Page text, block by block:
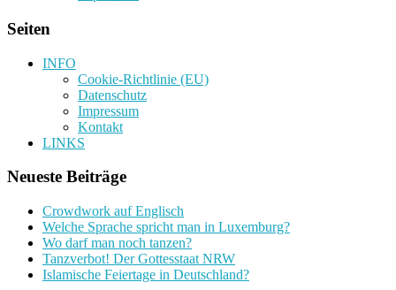
Seiten
INFO
Cookie-Richtlinie (EU)
Datenschutz
Impressum
Kontakt
LINKS
Neueste Beiträge
Crowdwork auf Englisch
Welche Sprache spricht man in Luxemburg?
Wo darf man noch tanzen?
Tanzverbot! Der Gottesstaat NRW
Islamische Feiertage in Deutschland?